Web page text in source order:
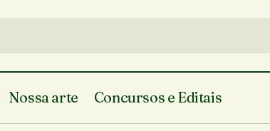
Nossa arte Concursos e Editais